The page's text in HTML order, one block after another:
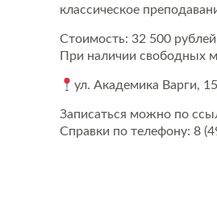
классическое
Стоимость: 32 500
При наличии свободных
ул. Академика Варги, 15
Записаться можно по
Справки по телефону: 8